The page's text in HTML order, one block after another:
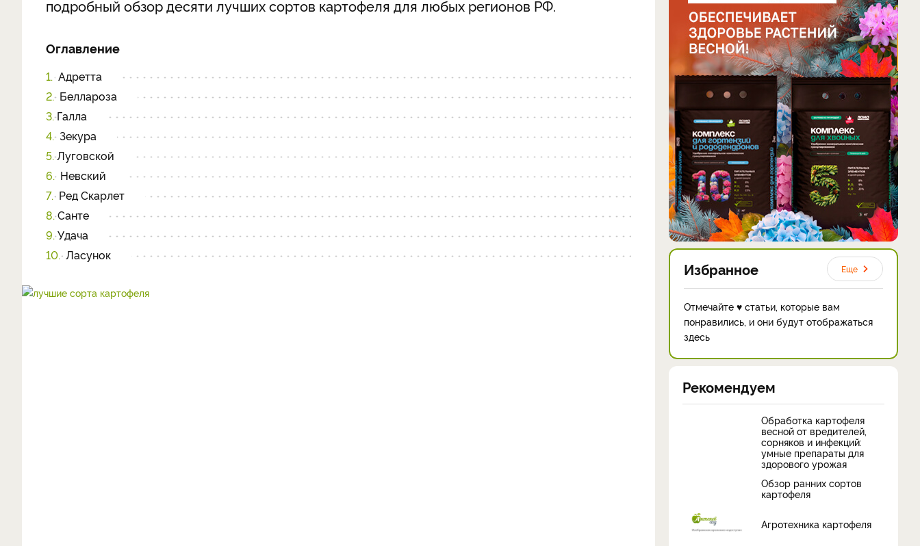
подробный обзор десяти лучших сортов картофеля для любых регионов РФ.
Оглавление
1. Адретта
2. Беллароза
3. Галла
4. Зекура
5. Луговской
6. Невский
7. Ред Скарлет
8. Санте
9. Удача
10. Ласунок
Избранное Еще
Отмечайте ♥ статьи, которые вам
понравились, и они будут отображаться
здесь
Рекомендуем
Обработка картофеля
весной от вредителей,
сорняков и инфекций:
умные препараты для
здорового урожая
Обзор ранних сортов
картофеля
Агротехника картофеля